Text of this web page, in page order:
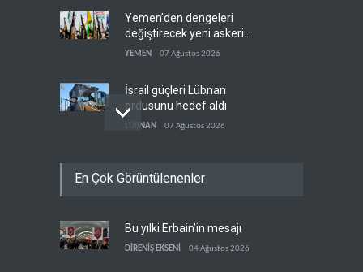
Yemen’den dengeleri
değiştirecek yeni askeri
denklem
YEMEN 07 Ağustos 2026
İsrail güçleri Lübnan
ordusunu hedef aldı
LÜBNAN 07 Ağustos 2026
Ortadoğu'dan elini çekmeli
Suudi Arabistan, Türkiye ve
Pakistan ortak savunma
En Çok Görüntülenenler
Bu yılki Erbain’in mesajı
DİRENİŞ EKSENİ 04 Ağustos 2026